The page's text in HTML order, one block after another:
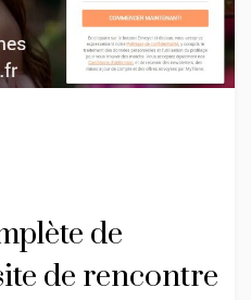
de
de rencontre